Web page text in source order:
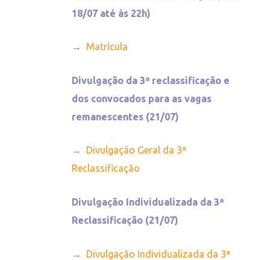
18/07 até às 22h)
→ Matrícula
Divulgação da 3ª reclassificação e
dos convocados para as vagas
remanescentes (21/07)
→ Divulgação Geral da 3ª
Reclassificação
Divulgação Individualizada da 3ª
Reclassificação (21/07)
→ Divulgação Individualizada da 3ª